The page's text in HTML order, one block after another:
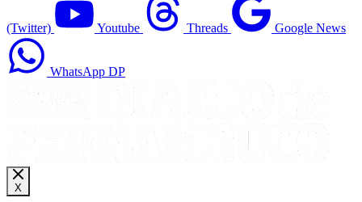
(Twitter) Youtube Threads Google News
WhatsApp DP
X